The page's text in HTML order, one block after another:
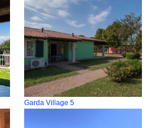
Garda Village 5